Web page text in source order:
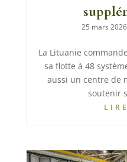
25 mars 2026
La Lituanie
sa flotte à 48
aussi un centre de
soutenir